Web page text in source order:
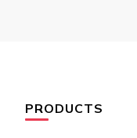
PRODUCTS